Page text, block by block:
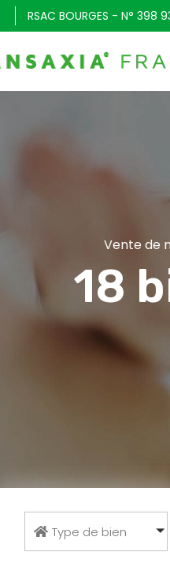
RSAC BOURGES - N° 398
Vente de
18
Type de bien